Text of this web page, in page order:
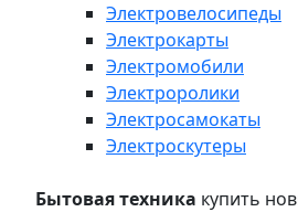
Электровелосипеды
Электрокарты
Электромобили
Электроролики
Электросамокаты
Электроскутеры
Бытовая техника купить